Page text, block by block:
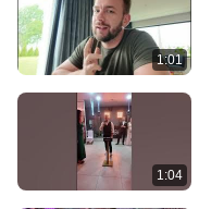
1:01
1:04